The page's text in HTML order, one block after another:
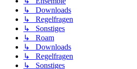
↳ Downloads
↳ Regelfragen
↳ Sonstiges
↳ Roam
↳ Downloads
↳ Regelfragen
↳ Sonstiges